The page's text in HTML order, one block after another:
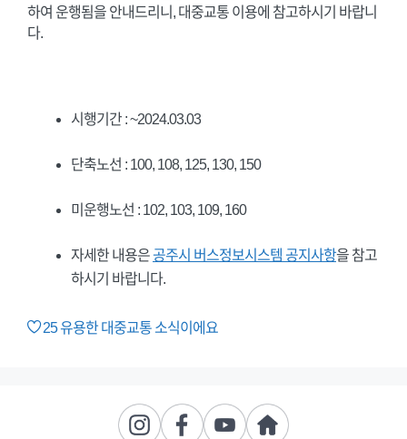
하여 운행됨을 안내드리니, 대중교통 이용에 참고하시기 바랍니
다.
시행기간 : ~2024.03.03
단축노선 : 100, 108, 125, 130, 150
미운행노선 : 102, 103, 109, 160
자세한 내용은 공주시 버스정보시스템 공지사항을 참고
하시기 바랍니다.
25유용한 대중교통 소식이에요